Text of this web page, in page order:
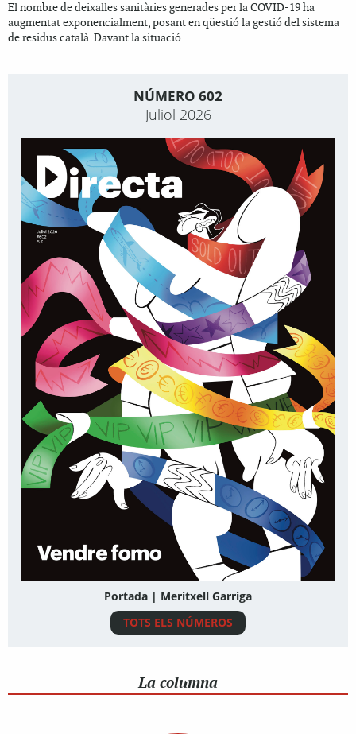
El nombre de deixalles sanitàries generades per la COVID-19 ha
augmentat exponencialment, posant en qüestió la gestió del sistema
de residus català. Davant la situació...
NÚMERO 602
Juliol 2026
Portada | Meritxell Garriga
TOTS ELS NÚMEROS
La columna